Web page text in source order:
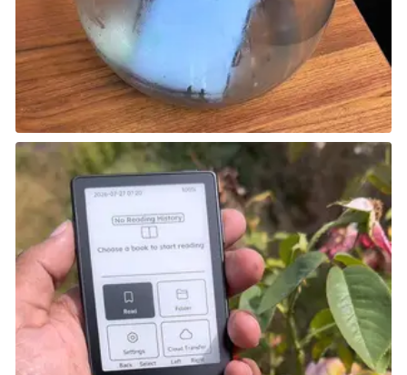
Sea of Thieves هي لعبة جماعية تسمح لك ولأصدقائك
بتجربة حياة القراصنة الجشعين في سعيهم وراء الشهرة
والغنائم.
تدور اللعبة ذات الطابع البحري حول وسائل غير مشروعة
لكسب الثروة، ومن بين هذه الوسائل القدرة على مداهمة
طواقم أخرى في رحلاتهم.
إذا كنت قد تساءلت يومًا كيف سيكون الأمر أن تجوب البحار